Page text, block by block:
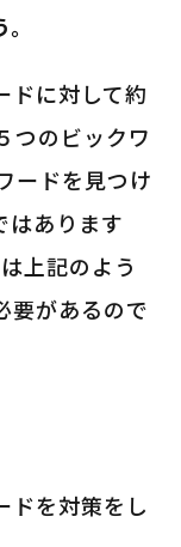
ドに対して約
つのビックワ
ードを見つけ
はあります
上記のよう
要があるので
ドを対策をし